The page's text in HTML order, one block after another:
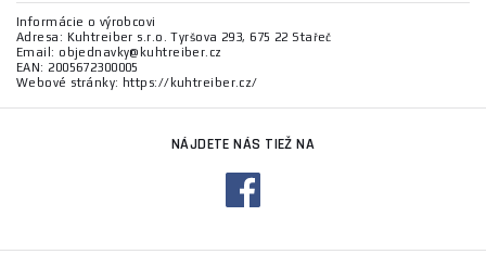
Informácie o výrobcovi
Adresa: Kuhtreiber s.r.o. Tyršova 293, 675 22 Stařeč
Email: objednavky@kuhtreiber.cz
EAN: 2005672300005
Webové stránky: https://kuhtreiber.cz/
NÁJDETE NÁS TIEŽ NA